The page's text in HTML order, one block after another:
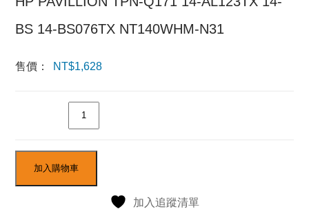
BS 14-BS076TX NT140WHM-N31
售價： NT$1,628
加入購物車
加入追蹤清單